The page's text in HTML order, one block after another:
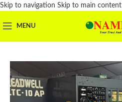
Skip to navigation Skip to main content
MENU